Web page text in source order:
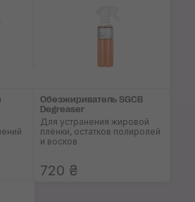
Обезжириватель SGCB
Degreaser
Для устранения жировой
плёнки, остатков полиролей
и восков
720 ₴